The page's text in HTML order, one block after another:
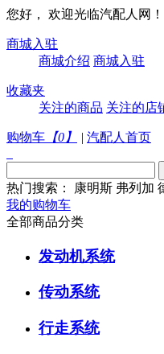
您好， 欢迎光临汽配人网！
商城入驻
商城介绍 商城入驻
收藏夹
关注的商品 关注的店
购物车 【0 】 | 汽配人首页
热门搜索： 康明斯 弗列加
我的购物车
全部商品分类
发动机系统
传动系统
行走系统